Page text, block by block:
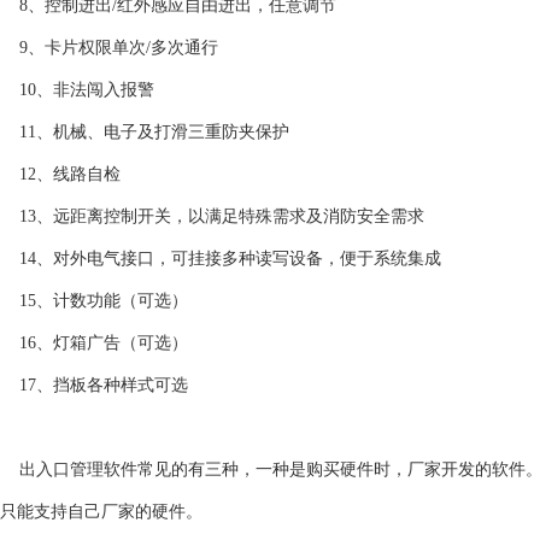
8、控制进出/红外感应自由进出，任意调节
9、卡片权限单次/多次通行
10、非法闯入报警
11、机械、电子及打滑三重防夹保护
12、线路自检
13、远距离控制开关，以满足特殊需求及消防安全需求
14、对外电气接口，可挂接多种读写设备，便于系统集成
15、计数功能（可选）
16、灯箱广告（可选）
17、挡板各种样式可选
出入口管理软件常见的有三种，一种是购买硬件时，厂家开发的软件
只能支持自己厂家的硬件。